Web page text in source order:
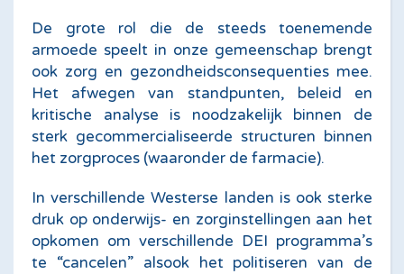
De grote rol die de steeds toenemende
armoede speelt in onze gemeenschap brengt
ook zorg en gezondheidsconsequenties mee.
Het afwegen van standpunten, beleid en
kritische analyse is noodzakelijk binnen de
sterk gecommercialiseerde structuren binnen
het zorgproces (waaronder de farmacie).
In verschillende Westerse landen is ook sterke
druk op onderwijs- en zorginstellingen aan het
opkomen om verschillende DEI programma’s
te “cancelen” alsook het politiseren van de